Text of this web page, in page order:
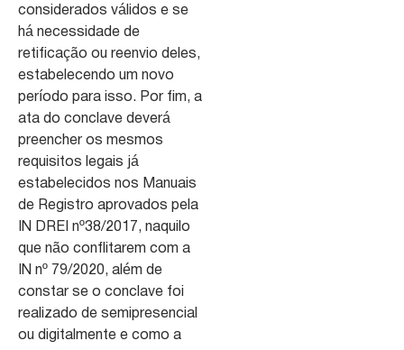
considerados válidos e se
há necessidade de
retificação ou reenvio deles,
estabelecendo um novo
período para isso. Por fim, a
ata do conclave deverá
preencher os mesmos
requisitos legais já
estabelecidos nos Manuais
de Registro aprovados pela
IN DREI nº38/2017, naquilo
que não conflitarem com a
IN nº 79/2020, além de
constar se o conclave foi
realizado de semipresencial
ou digitalmente e como a